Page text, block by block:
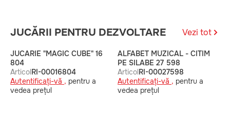
JUCĂRII PENTRU DEZVOLTARE Vezi tot
JUCARIE "MAGIC CUBE" 16
804
ArticolRI-00016804
Autentificați-vă , pentru a
vedea prețul
ALFABET MUZICAL - CITIM
PE SILABE 27 598
ArticolRI-00027598
Autentificați-vă , pentru a
vedea prețul